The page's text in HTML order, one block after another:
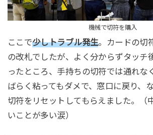
機械で切符を購入
ここで少しトラブル発生。カードの切
の改札でしたが、よく分からずタッチ
ったところ、手持ちの切符では通れな
ばらく粘ってもダメで、窓口に戻り、
切符をリセットしてもらえました。（
いことが多い涙）